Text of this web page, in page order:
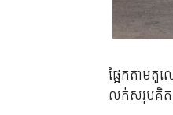
ផ្អែកតាមតួ
លក់សរុបគិតត្